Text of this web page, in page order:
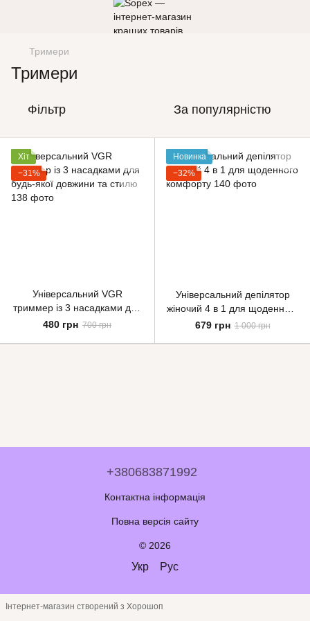
Тримери
Тримери
Фільтр За популярністю
Хіт
−31%
Універсальний VGR
триммер із 3 насадками для
будь-якої довжини та стилю
480 грн 700 грн
Новинка
−32%
Універсальний депілятор
жіночий 4 в 1 для щоденного
комфорту
679 грн 1 000 грн
+380683871992
Контактна інформація
Повна версія сайту
© 2026
Укр Рус
Інтернет-магазин створений з Хорошоп